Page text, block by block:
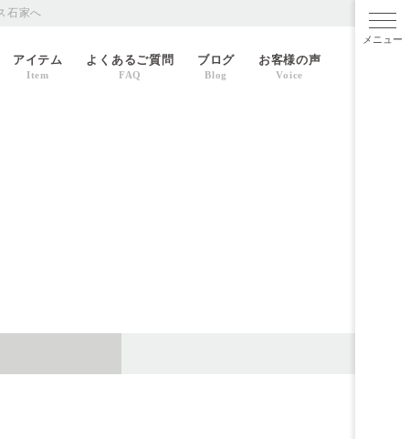
石家へ
アイテム
Item
よくあるご質問
FAQ
ブログ
Blog
お客様の声
Voice
メニ